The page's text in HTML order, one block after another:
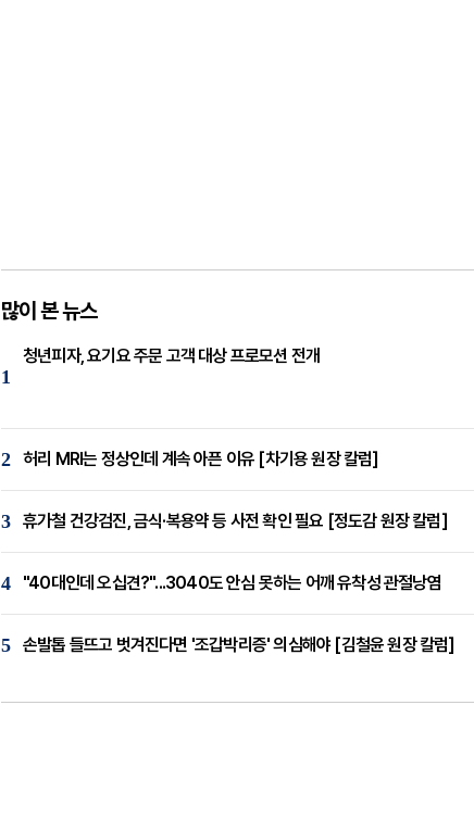
많이 본 뉴스
1
청년피자, 요기요 주문 고객 대상 프로모션 전개
2 허리 MRI는 정상인데 계속 아픈 이유 [차기용 원장 칼럼]
3 휴가철 건강검진, 금식·복용약 등 사전 확인 필요 [정도감 원장 칼럼]
4 "40대인데 오십견?"...3040도 안심 못하는 어깨 유착성 관절낭염
5 손발톱 들뜨고 벗겨진다면 '조갑박리증' 의심해야 [김철윤 원장 칼럼]